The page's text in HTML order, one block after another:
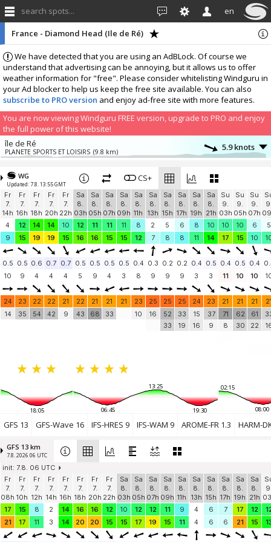
search spots... en
We have detected that you are using an AdBLock. Of course we
understand that advertising can be annoying, but it allows us to offer
weather information for "free". Please consider whitelisting Windguru in
your Ad blocker to help us keep the free site available. You can also
subscribe to PRO version and enjoy ad-free site with more features.
You are now viewing Windguru FREE version, upgrade to PRO and enjoy
the full power of this website!
France - Diamond Head (Ile de Ré)
île de Ré
PLANETE SPORTS ET LOISIRS (9.8 km) 5.9 knots
Rond-Point Crédit Agricole - La Couarde
LaCouardeNouralene
Pioupiou 307
Pioupiou 307 (23.1 km)
5 knots
Port Bourgenay
Windbird 1349 (23.6 km)
10.5 knots
Saint-Denis-d'Oléron
Saint-Denis-d'Oléron (26.7 km)
6.1 knots
Plage des Saumonards
Windbird 1309 (38.4 km)
7 knots
Saint Médard d'Aunis
Météo17Aunis (46.2 km)
7.7 knots
Ecole de voile municipale de la Normandelière
Windbird 2203 (47.3 km)
8.4 knots
WG
Updated: 7.8. 13:55 GMT
CS+
Fr
7.
14h
Fr
7.
16h
Fr
7.
18h
Fr
7.
20h
Fr
7.
22h
Sa
8.
03h
Sa
8.
05h
Sa
8.
07h
Sa
8.
09h
Sa
8.
11h
Sa
8.
13h
Sa
8.
15h
Sa
8.
17h
Sa
8.
19h
Sa
8.
21h
Su
9.
03h
Su
9.
05h
Su
9.
07h
4
12 14 14 10 12 11 11 11 8 2 5 6 8 10 10 10 6
5
9
15 19 19 15 16 16 15 15 12 7 8 8 11 14 17 15 10
0.5 0.5 0.6 0.7 0.7 0.5 0.5 0.5 0.5 0.4 0.3 0.2 0.2 0.4 0.5 0.4 0.5 0.4
10
9 4 4 4 5 9 4 3 8 9 9 9 3 3 11 10 10
24 23 22 22 21 22 21 21 21 23 25 25 25 24 23 21 21 21
14
35 54 42 9 43 68 33 10 16
52
33
33
19
15
16
37
9
71
8
62
30
61
22
18:05
13:25
06:45 19:30
02:15
08:00
GFS 13 GFS-Wave 16 IFS-HRES 9 IFS-WAM 9 AROME-FR 1.3 HARM-
GFS 13 km
7.8. 2026 06 UTC
init: 7.8. 06 UTC
Fr
7.
08h
Fr
7.
10h
Fr
7.
12h
Fr
7.
14h
Fr
7.
16h
Fr
7.
18h
Fr
7.
20h
Fr
7.
22h
Sa
8.
03h
Sa
8.
05h
Sa
8.
07h
Sa
8.
09h
Sa
8.
11h
Sa
8.
13h
Sa
8.
15h
Sa
8.
17h
Sa
8.
19h
Sa
8.
21h
17
15 8 2 14 16 16 12 10 12 12 11 9 4 6 7 17 12
21
17 11 3 14 20 20 15 15 17 19 15 11 4 6 6 21 15